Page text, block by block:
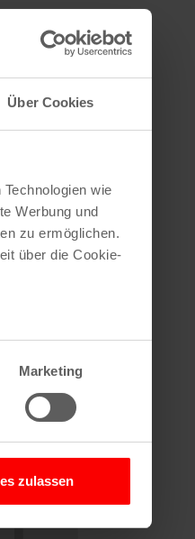
Über Cookies
wie
Werbung und
zu ermöglichen.
über die Cookie-
imAbschnitt
zu können
unserer
Informationen
Marketing
zulassen